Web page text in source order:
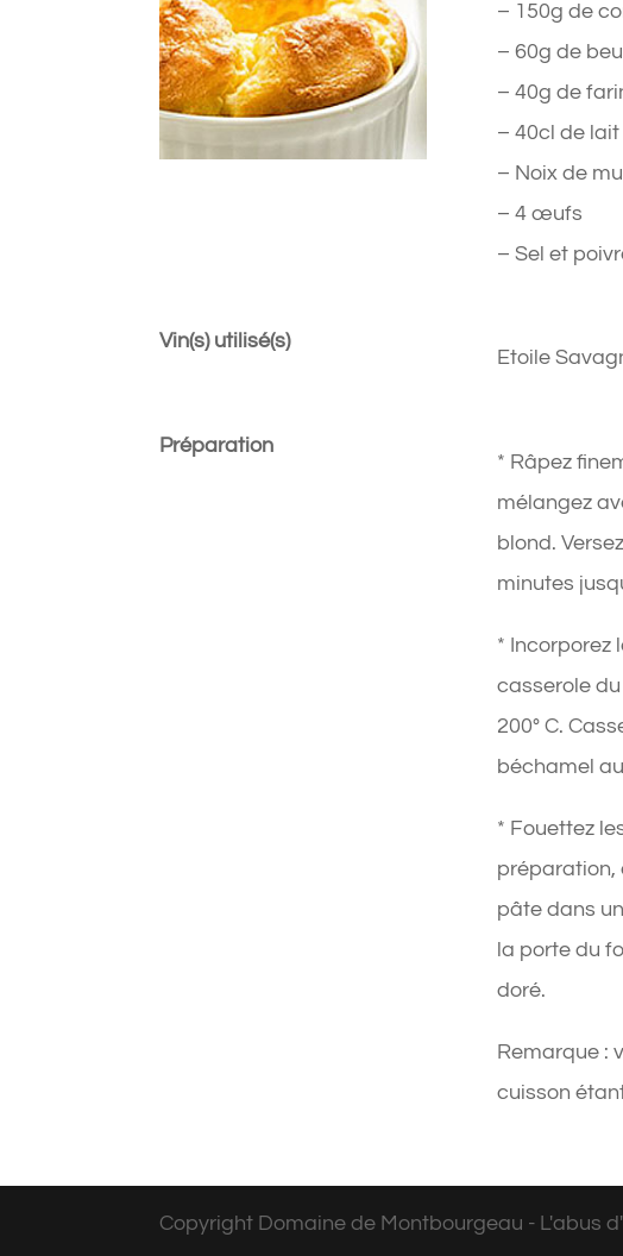
– 150g de
– 60g de
– 40g de
– 40cl de lait
– Noix de
– 4 œufs
– Sel et
Vin(s) utilisé(s)
Etoile
Préparation
* Râpez
mélangez
blond.
minutes
* Incorporez
casserole
200° C.
béchamel
* Fouettez
préparation,
pâte dans
la porte du
doré.
Remarque :
cuisson
Copyright Domaine de Montbourgeau - L'abus